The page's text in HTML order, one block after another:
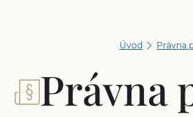
Úvod Právna
Právna